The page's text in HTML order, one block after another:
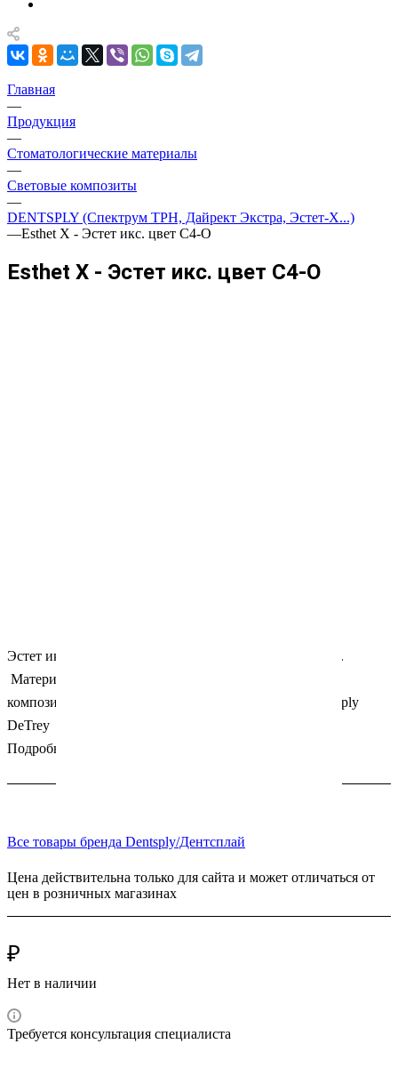
Главная
—
Продукция
—
Стоматологические материалы
—
Световые композиты
—
DENTSPLY (Спектрум TPH, Дайрект Экстра, Эстет-Х...)
—Esthet X - Эстет икс. цвет C4-O
Esthet X - Эстет икс. цвет C4-O
Эстет икс. Отдельный цвет С4-O. 10 капьюл по 0.25гр.
Материал стоматологический светоотверждаемый
композитный пломбировочный. Производитель: Dentsply
DeTrey
Подробности
Все товары бренда Dentsply/Дентcплай
Цена действительна только для сайта и может отличаться от
цен в розничных магазинах
₽
Нет в наличии
Требуется консультация специалиста